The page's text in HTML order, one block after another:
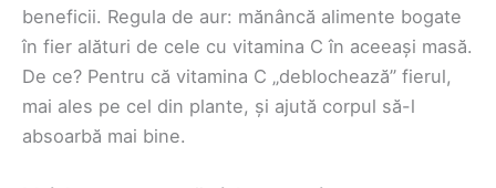
beneficii. Regula de aur: mănâncă alimente bogate
în fier alături de cele cu vitamina C în aceeași masă.
De ce? Pentru că vitamina C „deblochează” fierul,
mai ales pe cel din plante, și ajută corpul să-l
absoarbă mai bine.